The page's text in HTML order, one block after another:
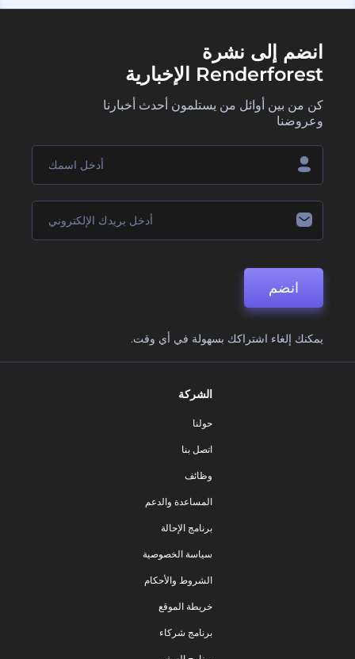
انضم إلى نشرة
Renderforest الإخبارية
كن من بين أوائل من يستلمون أحدث أخبارنا
وعروضنا
انضم
يمكنك إلغاء اشتراكك بسهولة في أي وقت.
الشركة
حولنا
اتصل بنا
وظائف
المساعدة والدعم
برنامج الإحالة
سياسة الخصوصية
الشروط والأحكام
خريطة الموقع
برنامج شركاء